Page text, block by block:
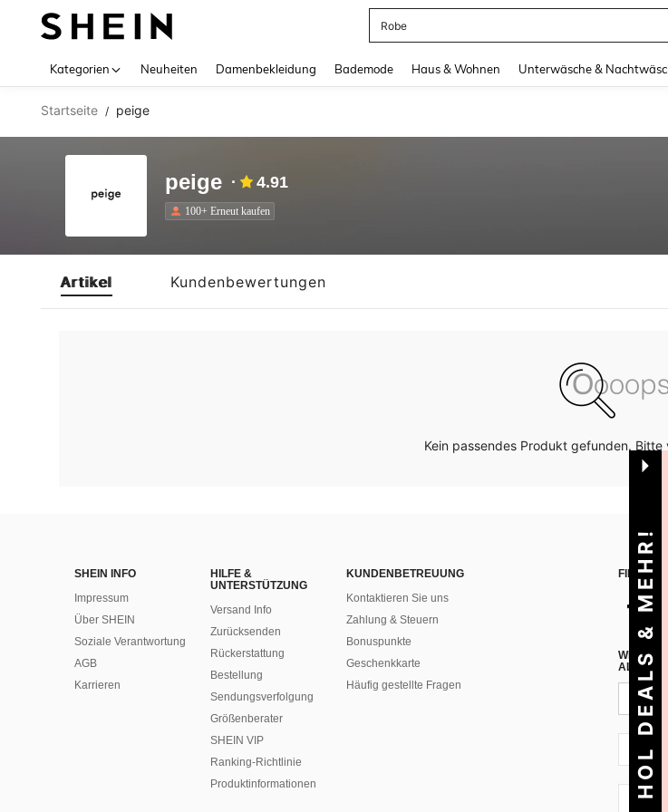
Robe
Kategorien Neuheiten Damenbekleidung Bademode Haus & Wohnen Unterwäsche &
Startseite / peige
peige 4.91
100+ Erneut kaufen
Artikel Kundenbewertungen
Kein passendes Produkt gefunden. Bitte
SHEIN INFO
Impressum
Über SHEIN
Soziale Verantwortung
AGB
Karrieren
HILFE &
UNTERSTÜTZUNG
Versand Info
Zurücksenden
Rückerstattung
Bestellung
Sendungsverfolgung
Größenberater
SHEIN VIP
Ranking-Richtlinie
​Produktinformationen
KUNDENBETREUUNG
Kontaktieren Sie uns
Zahlung & Steuern
Bonuspunkte
Geschenkkarte
Häufig gestellte Fragen
FINDEN
WENN
ALLEN
CH + 41
CH + 41
HOL DEALS & MEHR!